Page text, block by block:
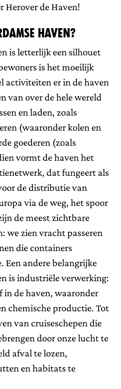
Herover de Haven!
haven?
is letterlijk een silhouet
is het moeilijk
activiteiten er in de haven
van over de hele wereld
en laden, zoals
(waaronder kolen en
goederen (zoals
vormt de haven het
dat fungeert als
de distributie van
via de weg, het spoor
de meest zichtbare
we zien vracht passeren
die containers
Een andere belangrijke
is industriële verwerking:
de haven, waaronder
chemische productie. Tot
van cruiseschepen die
door onze lucht te
afval te lozen,
en habitats te